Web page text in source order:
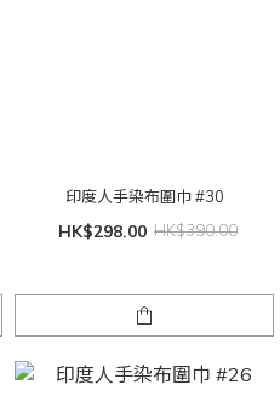
印度人手染布圍巾 #30
HK$298.00 HK$390.00